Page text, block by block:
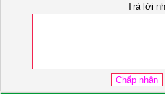
Trả lời